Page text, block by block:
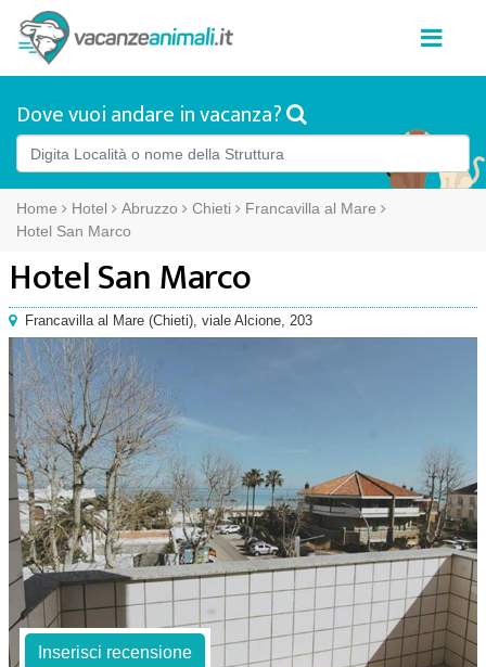
Dove vuoi andare in vacanza?
Home Hotel Abruzzo Chieti
Francavilla al Mare
Hotel San Marco
Hotel San Marco
Francavilla al Mare (Chieti), viale Alcione, 203
Inserisci recensione